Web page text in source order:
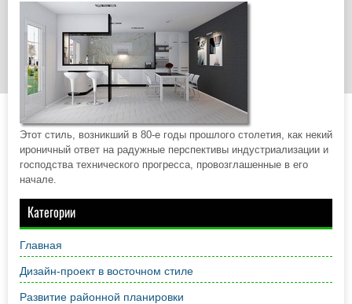
Этот стиль, возникший в 80-е годы прошлого столетия, как некий
ироничный ответ на радужные перспективы индустриализации и
господства технического прогресса, провозглашенные в его
начале.
Категории
Главная
Дизайн-проект в восточном стиле
Развитие районной планировки